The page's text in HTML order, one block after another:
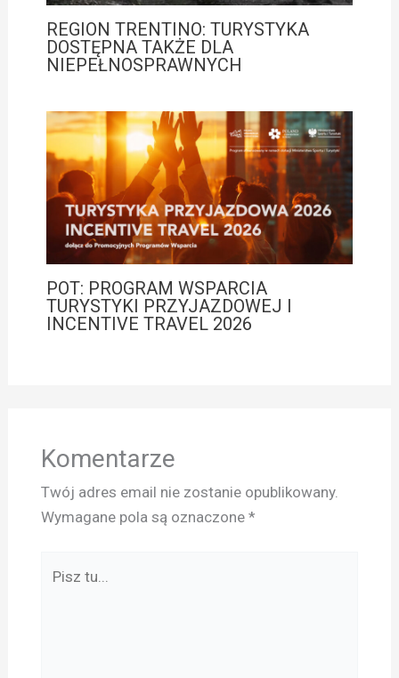
REGION TRENTINO: TURYSTYKA
DOSTĘPNA TAKŻE DLA
NIEPEŁNOSPRAWNYCH
POT: PROGRAM WSPARCIA
TURYSTYKI PRZYJAZDOWEJ I
INCENTIVE TRAVEL 2026
Komentarze
Twój adres email nie zostanie opublikowany.
Wymagane pola są oznaczone *